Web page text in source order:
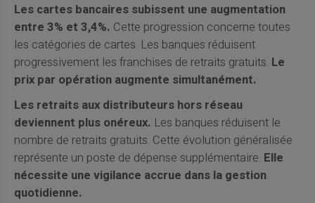
Les cartes bancaires subissent une augmentation
entre 3% et 3,4%. Cette progression concerne toutes
les catégories de cartes. Les banques réduisent
progressivement les franchises de retraits gratuits. Le
prix par opération augmente simultanément.
Les retraits aux distributeurs hors réseau
deviennent plus onéreux. Les banques réduisent le
nombre de retraits gratuits. Cette évolution généralisée
représente un poste de dépense supplémentaire. Elle
nécessite une vigilance accrue dans la gestion
quotidienne.